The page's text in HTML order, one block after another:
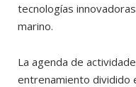
tecnologías
marino.
La agenda de
entrenamiento dividido